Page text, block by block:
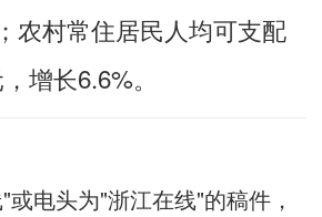
农村常住居民人均可支配
增长6.6%。
或电头为"浙江在线"的稿件，